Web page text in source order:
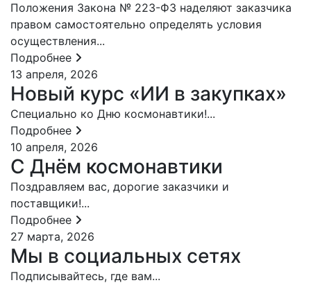
Положения Закона № 223-ФЗ наделяют заказчика
правом самостоятельно определять условия
осуществления...
Подробнее
13 апреля, 2026
Новый курс «ИИ в закупках»
Специально ко Дню космонавтики!...
Подробнее
10 апреля, 2026
С Днём космонавтики
Поздравляем вас, дорогие заказчики и
поставщики!...
Подробнее
27 марта, 2026
Мы в социальных сетях
Подписывайтесь, где вам...